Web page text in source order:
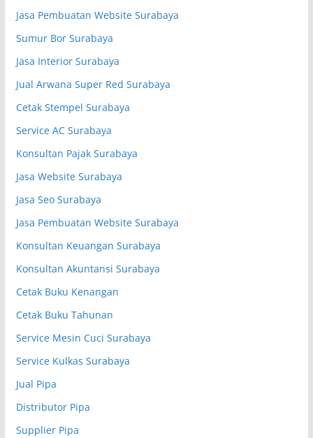
Jasa Pembuatan Website Surabaya
Sumur Bor Surabaya
Jasa Interior Surabaya
Jual Arwana Super Red Surabaya
Cetak Stempel Surabaya
Service AC Surabaya
Konsultan Pajak Surabaya
Jasa Website Surabaya
Jasa Seo Surabaya
Jasa Pembuatan Website Surabaya
Konsultan Keuangan Surabaya
Konsultan Akuntansi Surabaya
Cetak Buku Kenangan
Cetak Buku Tahunan
Service Mesin Cuci Surabaya
Service Kulkas Surabaya
Jual Pipa
Distributor Pipa
Supplier Pipa